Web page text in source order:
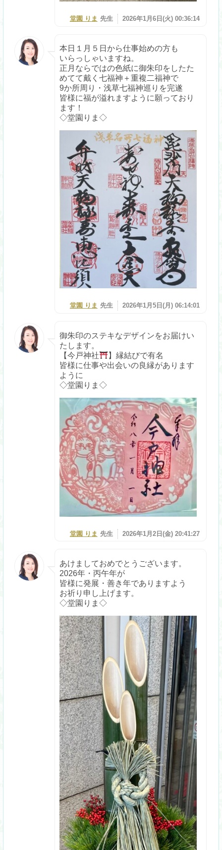
堂園 りま 先生 2026年1月6日(火) 00:36:14
本日１月５日から仕事始めの方も
いらっしゃいますね。
正月ならではの色紙に御朱印をしたた
めてて戴く七福神＋重複二福神で
9か所周り・浅草七福神巡りを完遂
皆様に福が溢れますように願っており
ます！
◇堂園りま◇
堂園 りま 先生 2026年1月5日(月) 06:14:01
御朱印のステキなデザインをお届けい
たします。
【今戸神社
】縁結びで有名
皆様に仕事や出会いの良縁があります
ように
◇堂園りま◇
堂園 りま 先生 2026年1月2日(金) 20:41:27
あけましておめでとうございます。
2026年・丙午年が
皆様に発展・善き年でありますよう
お祈り申し上げます。
◇堂園りま◇